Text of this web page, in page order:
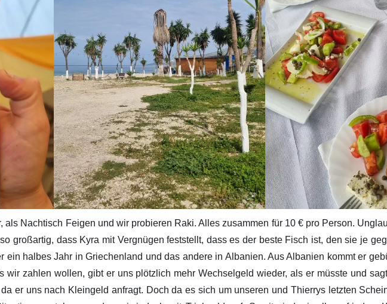
als Nachtisch Feigen und wir probieren Raki. Alles zusammen für 10 € pro Person.
großartig, dass Kyra mit Vergnügen feststellt, dass es der beste Fisch ist, den sie je
ein halbes Jahr in Griechenland und das andere in Albanien. Aus Albanien kommt er
wir zahlen wollen, gibt er uns plötzlich mehr Wechselgeld wieder, als er müsste und
er uns nach Kleingeld anfragt. Doch da es sich um unseren und Thierrys letzten